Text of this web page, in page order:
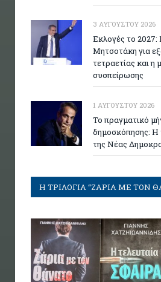
3 ΑΥΓΟΎΣΤΟΥ 2026
Εκλογές το 2027:
Μητσοτάκη για
τετραετίας και η
συσπείρωσης
1 ΑΥΓΟΎΣΤΟΥ 2026
Το πραγματικό
δημοσκόπησης: Η
της Νέας
Η ΤΡΙΛΟΓΙΑ “ΖΑΡΙΑ ΜΕ ΤΟΝ